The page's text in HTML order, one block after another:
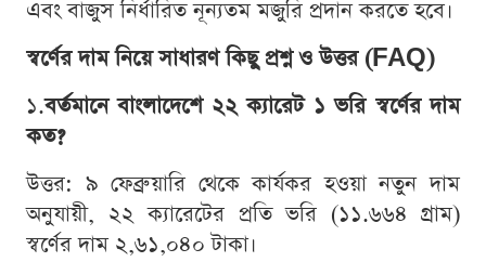
এবং বাজুস নির্ধারিত নূন্যতম মজুরি প্রদান করতে হবে।
স্বর্ণের দাম নিয়ে সাধারণ কিছু প্রশ্ন ও উত্তর (FAQ)
১.বর্তমানে বাংলাদেশে ২২ ক্যারেট ১ ভরি স্বর্ণের দাম
কত?
উত্তর: ৯ ফেব্রুয়ারি থেকে কার্যকর হওয়া নতুন দাম
অনুযায়ী, ২২ ক্যারেটের প্রতি ভরি (১১.৬৬৪ গ্রাম)
স্বর্ণের দাম ২,৬১,০৪০ টাকা।